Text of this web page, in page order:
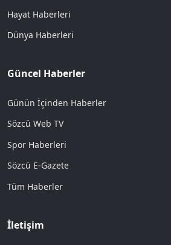
Hayat Haberleri
Dünya Haberleri
Güncel Haberler
Günün İçinden Haberler
Sözcü Web TV
Spor Haberleri
Sözcü E-Gazete
Tüm Haberler
İletişim